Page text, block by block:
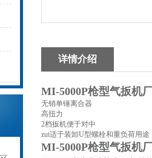
详情介绍
MI-5000P枪型气扳机
无销单锤离合器
高扭力
2档扳机便于对中
zui适于装卸U型螺栓和重负荷用途
MI-5000P枪型气扳机